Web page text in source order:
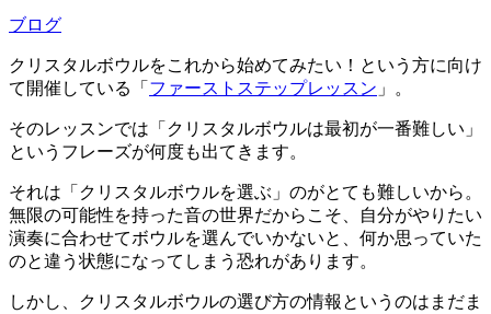
ブログ
クリスタルボウルをこれから始めてみたい！という方に向け
て開催している「 ファーストステップレッスン 」。
そのレッスンでは「クリスタルボウルは最初が一番難しい」
というフレーズが何度も出てきます。
それは「クリスタルボウルを選ぶ」のがとても難しいから。
無限の可能性を持った音の世界だからこそ、自分がやりたい
演奏に合わせてボウルを選んでいかないと、何か思っていた
のと違う状態になってしまう恐れがあります。
しかし、クリスタルボウルの選び方の情報というのはまだま